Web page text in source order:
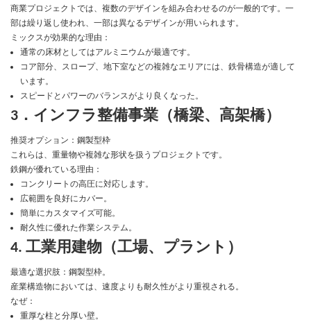
商業プロジェクトでは、複数のデザインを組み合わせるのが一般的です。一
部は繰り返し使われ、一部は異なるデザインが用いられます。
ミックスが効果的な理由：
通常の床材としてはアルミニウムが最適です。
コア部分、スロープ、地下室などの複雑なエリアには、鉄骨構造が適して
います。
スピードとパワーのバランスがより良くなった。
3．インフラ整備事業（橋梁、高架橋）
推奨オプション：鋼製型枠
これらは、重量物や複雑な形状を扱うプロジェクトです。
鉄鋼が優れている理由：
コンクリートの高圧に対応します。
広範囲を良好にカバー。
簡単にカスタマイズ可能。
耐久性に優れた作業システム。
4. 工業用建物（工場、プラント）
最適な選択肢：鋼製型枠。
産業構造物においては、速度よりも耐久性がより重視される。
なぜ：
重厚な柱と分厚い壁。